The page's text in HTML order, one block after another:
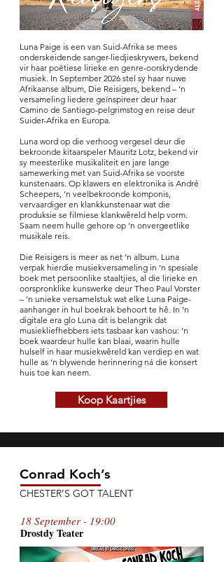
Luna Paige is een van Suid-Afrika se mees
onderskeidende sanger-liedjieskrywers, bekend
vir haar poëtiese lirieke en genre-oorskrydende
musiek. In September 2026 stel sy haar nuwe
Afrikaanse album, Die Reisigers, bekend – ’n
versameling liedere geïnspireer deur haar
Camino de Santiago-pelgrimstog en reise deur
Suider-Afrika en Europa.
Luna word op die verhoog vergesel deur die
bekroonde kitaarspeler Mauritz Lotz, bekend vir
sy meesterlike musikaliteit en jare lange
samewerking met van Suid-Afrika se voorste
kunstenaars. Op klawers en elektronika is André
Scheepers, ’n veelbekroonde komponis,
vervaardiger en klankkunstenaar wat die
produksie se filmiese klankwêreld help vorm.
Saam neem hulle gehore op ’n onvergeetlike
musikale reis.
Die Reisigers is meer as net ’n album. Luna
verpak hierdie musiekversameling in ’n spesiale
boek met persoonlike staaltjies, al die lirieke en
oorspronklike kunswerke deur Theo Paul Vorster
– ’n unieke versamelstuk wat elke Luna Paige-
aanhanger in hul boekrak behoort te hê. In ’n
digitale era glo Luna dit is belangrik dat
musiekliefhebbers iets tasbaar kan vashou: ’n
boek waardeur hulle kan blaai, waarin hulle
hulself in haar musiekwêreld kan verdiep en wat
hulle as ’n blywende herinnering ná die konsert
huis toe kan neem.
Koop Kaartjies
Conrad Koch’s
CHESTER’S GOT TALENT
18 September - 19:00
Drostdy Teater